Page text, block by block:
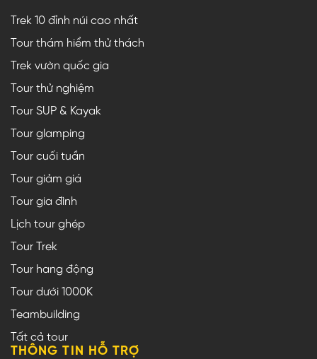
Trek 10 đỉnh núi cao nhất
Tour thám hiểm thử thách
Trek vườn quốc gia
Tour thử nghiệm
Tour SUP & Kayak
Tour glamping
Tour cuối tuần
Tour giảm giá
Tour gia đình
Lịch tour ghép
Tour Trek
Tour hang động
Tour dưới 1000K
Teambuilding
Tất cả tour
THÔNG TIN HỖ TRỢ